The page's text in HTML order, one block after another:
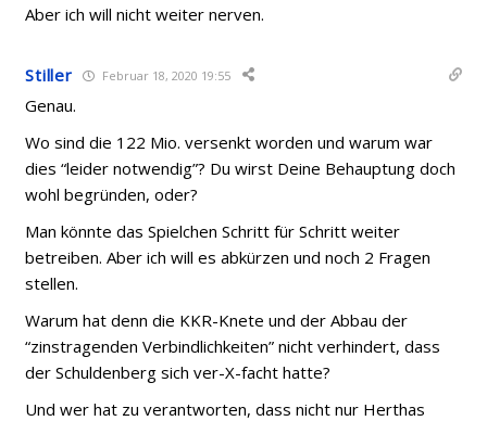
Aber ich will nicht weiter nerven.
Stiller Februar 18, 2020 19:55
Genau.
Wo sind die 122 Mio. versenkt worden und warum war
dies “leider notwendig”? Du wirst Deine Behauptung doch
wohl begründen, oder?
Man könnte das Spielchen Schritt für Schritt weiter
betreiben. Aber ich will es abkürzen und noch 2 Fragen
stellen.
Warum hat denn die KKR-Knete und der Abbau der
“zinstragenden Verbindlichkeiten” nicht verhindert, dass
der Schuldenberg sich ver-X-facht hatte?
Und wer hat zu verantworten, dass nicht nur Herthas